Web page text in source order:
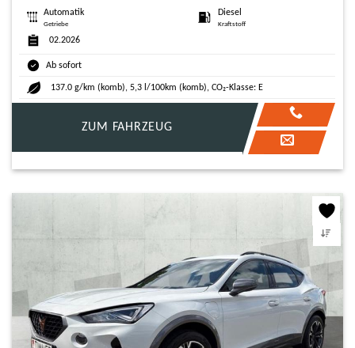
Automatik
Getriebe
Diesel
Kraftstoff
02.2026
Ab sofort
137.0 g/km (komb), 5,3 l/100km (komb), CO₂-Klasse: E
ZUM FAHRZEUG